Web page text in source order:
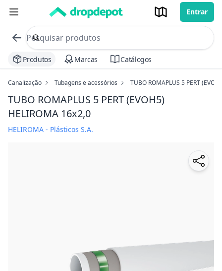
Entrar
commerce search no header
Procurar
Produtos Marcas Catálogos
Canalização Tubagens e acessórios TUBO ROMAPLUS 5 PERT
TUBO ROMAPLUS 5 PERT (EVOH5)
HELIROMA 16x2,0
HELIROMA - Plásticos S.A.